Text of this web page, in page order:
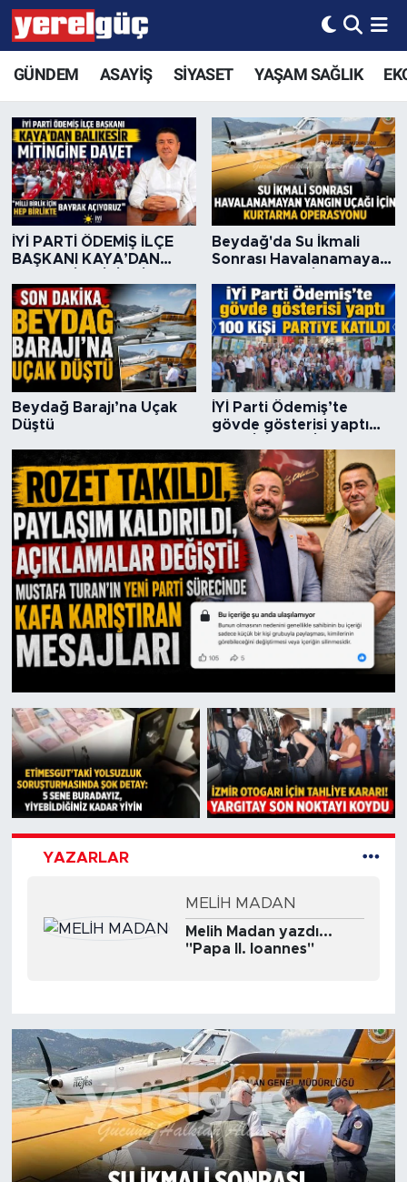
GÜNDEM ASAYİŞ SİYASET YAŞAM SAĞLIK
Yerelgüç Haber I İzmir Haber I
İYİ PARTİ ÖDEMİŞ İLÇE
BAŞKANI KAYA’DAN
DAVET “MİLLİ BİRLİK İÇİN
HEP BİRLİKTE BAYRAK
AÇIYORUZ”
Beydağ'da Su İkmali
Sonrası Havalanamayan
Kurtarma Operasyonu
Beydağ Barajı’na Uçak
Düştü
İYİ Parti Ödemiş’te
gövde gösterisi yaptı
KATILDI
YAZARLAR
MELİH MADAN
Melih Madan yazdı...
"Papa II. Ioannes"